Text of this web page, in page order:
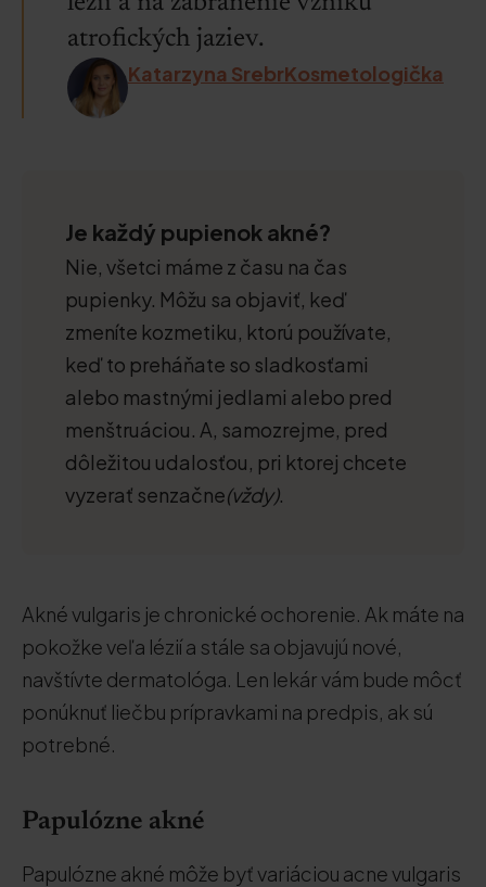
atrofických jaziev.
Katarzyna SrebrKosmetologička
Je každý pupienok akné?
Nie, všetci máme z času na čas
pupienky. Môžu sa objaviť, keď
zmeníte kozmetiku, ktorú používate,
keď to preháňate so sladkosťami
alebo mastnými jedlami alebo pred
menštruáciou. A, samozrejme, pred
dôležitou udalosťou, pri ktorej chcete
vyzerať senzačne(vždy).
Akné vulgaris je chronické ochorenie. Ak máte na
pokožke veľa lézií a stále sa objavujú nové,
navštívte dermatológa. Len lekár vám bude môcť
ponúknuť liečbu prípravkami na predpis, ak sú
potrebné.
Papulózne akné
Papulózne akné môže byť variáciou acne vulgaris